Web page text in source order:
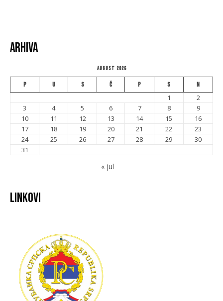
Arhiva
August 2026
P U S Č P S N
1
2
3
4 5 6 7 8
9
10
11 12 13 14 15
16
17
18 19 20 21 22
23
24
25 26 27 28 29
30
31
« jul
Linkovi